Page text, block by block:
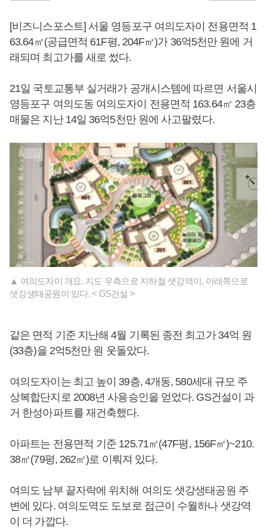
[비즈니스포스트] 서울 영등포구 여의도자이 전용면적 1
63.64㎡(공급면적 61F평, 204F㎡)가 36억5천만 원에 거
래되며 최고가를 새로 썼다.
21일 국토교통부 실거래가 공개시스템에 따르면 서울시
영등포구 여의도동 여의도자이 전용면적 163.64㎡ 23층
매물은 지난 14일 36억5천만 원에 사고팔렸다.
▲ 여의도자이 개요. 지도 우측으로 지하철 샛강역이, 아래쪽으로
샛강생태공원이 있다. < GS건설 >
같은 면적 기준 지난해 4월 기록된 종전 최고가 34억 원
(33층)을 2억5천만 원 웃돌았다.
여의도자이는 최고 높이 39층, 4개동, 580세대 규모 주
상복합단지로 2008년 사용승인을 얻었다. GS건설이 과
거 한성아파트를 재건축했다.
아파트는 전용면적 기준 125.71㎡(47F평, 156F㎡)~210.
38㎡(79평, 262㎡)로 이뤄져 있다.
여의도 남부 끝자락에 위치해 여의도 샛강생태공원 주
변에 있다. 여의도역도 도보로 접근이 수월하나 샛강역
이 더 가깝다.